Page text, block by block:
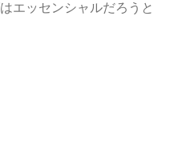
エッセンシャルだろうと